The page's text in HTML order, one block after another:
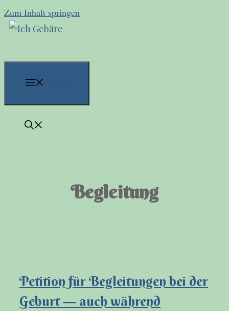
Zum Inhalt springen
Begleitung
Petition für Begleitungen bei der
Geburt — auch während